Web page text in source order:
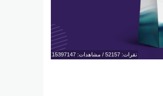
نقرات: 52157 / مشاهدات: 15397147